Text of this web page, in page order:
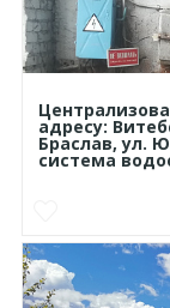
адресу:
Браслав, ул.
система